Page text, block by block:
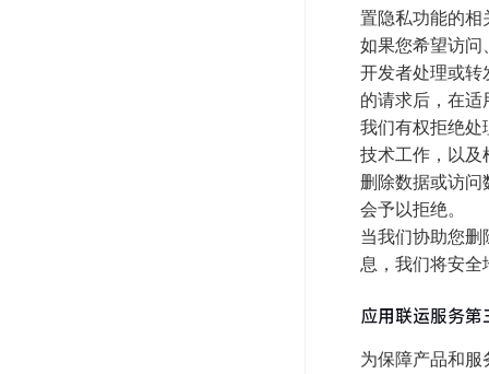
置隐私功能的相
如果您希望访问
开发者处理或转
的请求后，在
我们有权拒绝
技术工作，以及
删除数据或访问
会予以拒绝。
当我们协助您
息，我们将安全
应用联运服务
为保障产品和